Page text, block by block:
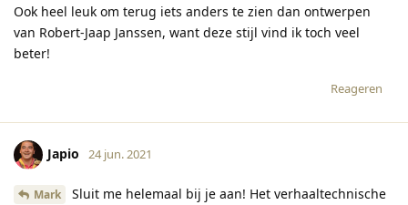
Ook heel leuk om terug iets anders te zien dan ontwerpen
van Robert-Jaap Janssen, want deze stijl vind ik toch veel
beter!
Reageren
Japio 24 jun. 2021
Mark
Sluit me helemaal bij je aan! Het verhaaltechnische